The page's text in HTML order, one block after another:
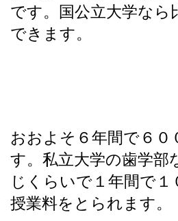
です。国公立大学なら
できます。
おおよそ６年間で６０
す。私立大学の歯学部
じくらいで１年間で１
授業料をとられます。